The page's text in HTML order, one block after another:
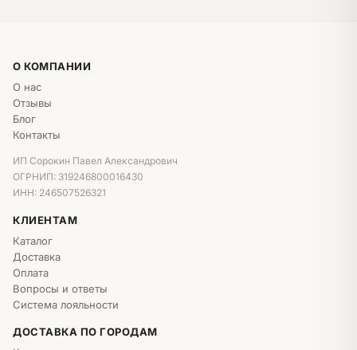
О КОМПАНИИ
О нас
Отзывы
Блог
Контакты
ИП Сорокин Павел Александрович
ОГРНИП: 319246800016430
ИНН: 246507526321
КЛИЕНТАМ
Каталог
Доставка
Оплата
Вопросы и ответы
Система лояльности
ДОСТАВКА ПО ГОРОДАМ